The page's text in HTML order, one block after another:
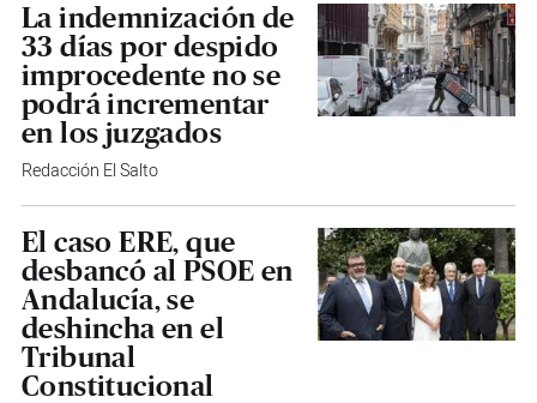
La indemnización de
33 días por despido
improcedente no se
podrá incrementar
en los juzgados
Redacción El Salto
El caso ERE, que
desbancó al PSOE en
Andalucía, se
deshincha en el
Tribunal
Constitucional